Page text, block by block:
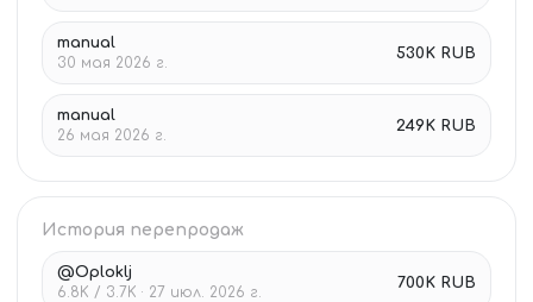
manual
30 мая 2026 г.
530K RUB
manual
26 мая 2026 г.
249K RUB
История перепродаж
@Oploklj
6.8K / 3.7K · 27 июл. 2026 г.
700K RUB